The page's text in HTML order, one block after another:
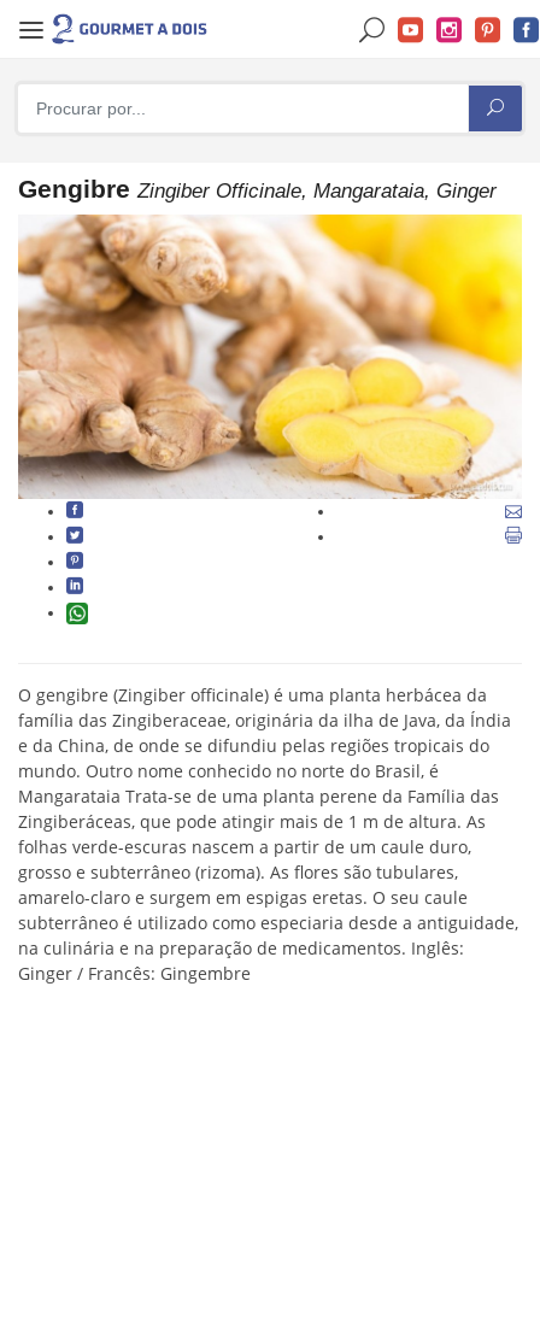
GengibreZingiber Officinale, Mangarataia, Ginger
O gengibre (Zingiber officinale) é uma planta herbácea da
família das Zingiberaceae, originária da ilha de Java, da Índia
e da China, de onde se difundiu pelas regiões tropicais do
mundo. Outro nome conhecido no norte do Brasil, é
Mangarataia Trata-se de uma planta perene da Família das
Zingiberáceas, que pode atingir mais de 1 m de altura. As
folhas verde-escuras nascem a partir de um caule duro,
grosso e subterrâneo (rizoma). As flores são tubulares,
amarelo-claro e surgem em espigas eretas. O seu caule
subterrâneo é utilizado como especiaria desde a antiguidade,
na culinária e na preparação de medicamentos. Inglês:
Ginger / Francês: Gingembre